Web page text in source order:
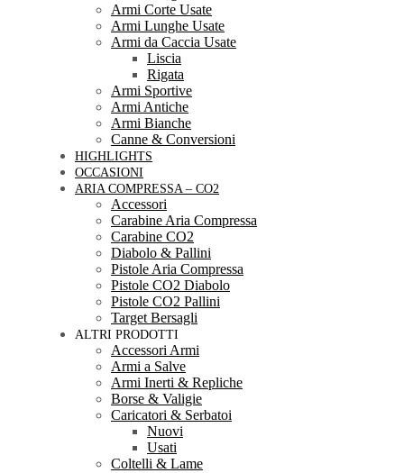
Armi Corte Usate
Armi Lunghe Usate
Armi da Caccia Usate
Liscia
Rigata
Armi Sportive
Armi Antiche
Armi Bianche
Canne & Conversioni
HIGHLIGHTS
OCCASIONI
ARIA COMPRESSA – CO2
Accessori
Carabine Aria Compressa
Carabine CO2
Diabolo & Pallini
Pistole Aria Compressa
Pistole CO2 Diabolo
Pistole CO2 Pallini
Target Bersagli
ALTRI PRODOTTI
Accessori Armi
Armi a Salve
Armi Inerti & Repliche
Borse & Valigie
Caricatori & Serbatoi
Nuovi
Usati
Coltelli & Lame